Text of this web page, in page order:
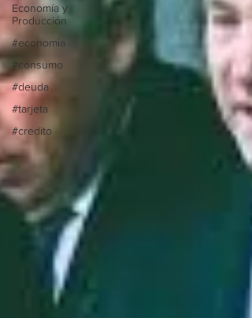
Economía y
Producción
#economia
#consumo
#deuda
#tarjeta
#credito